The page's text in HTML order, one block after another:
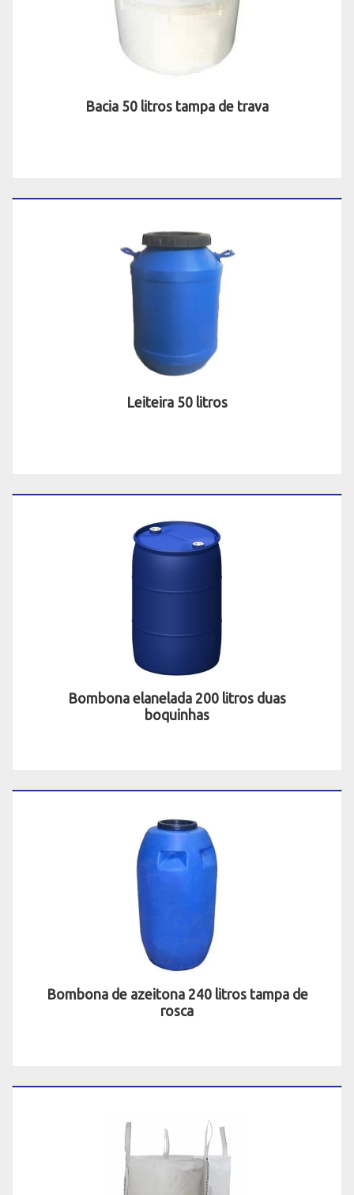
Bacia 50 litros tampa de trava
Leiteira 50 litros
Bombona elanelada 200 litros duas
boquinhas
Bombona de azeitona 240 litros tampa de
rosca